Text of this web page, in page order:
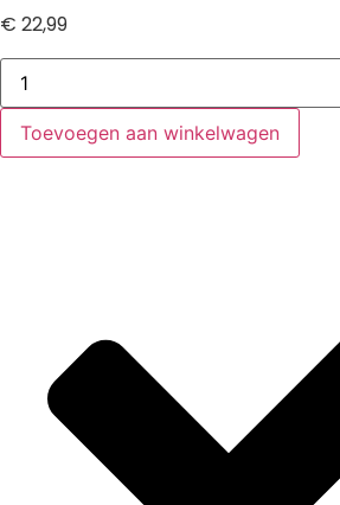
€ 22,99
HP
G42-
461tx
adapter
hoeveelheid
Toevoegen aan winkelwagen